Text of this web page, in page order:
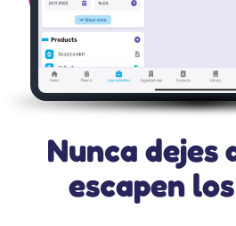
Nunca dejes
escapen